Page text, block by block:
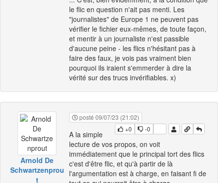
le flic en question n'ait pas menti. Les
"journalistes" de Europe 1 ne peuvent pas
vérifier le fichier eux-mêmes, de toute façon,
et mentir à un journaliste n'est passible
d'aucune peine - les flics n'hésitant pas à
faire des faux, je vois pas vraiment bien
pourquoi ils iraient s'emmerder à dire la
vérité sur des trucs invérifiables. x)
Arnold De
Schwartzenprou
t
posté 09/07/23 (21:02)
+0
-0
A la simple
lecture de vos propos, on voit
immédiatement que le principal tort des flics
c'est d'être flic, et qu'à partir de là
l'argumentation est à charge, en faisant fi de